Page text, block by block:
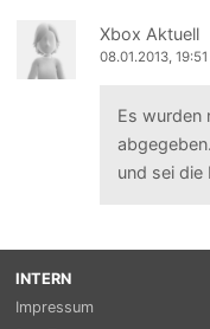
Xbox Aktuell
08.01.2013,
Es wurden
und sei die
INTERN
Impressum